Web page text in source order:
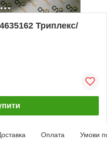
Триплекс/
Оплата Умови